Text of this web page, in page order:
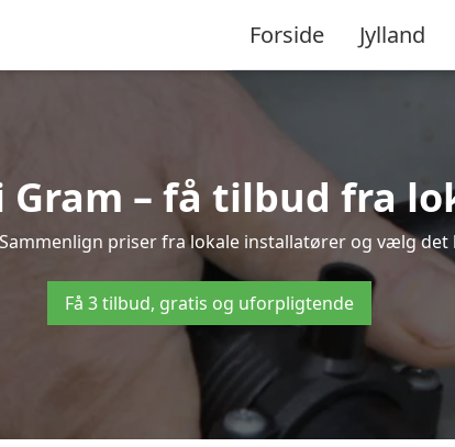
Forside Jylland
– få tilbud fra
priser fra lokale installatører og vælg
Få 3 tilbud, gratis og uforpligtende